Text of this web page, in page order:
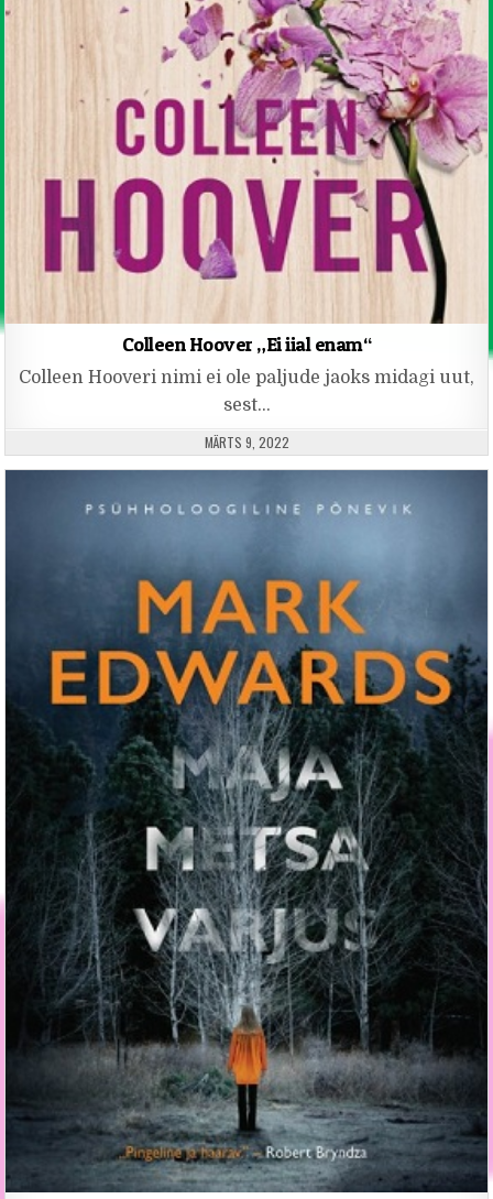
Colleen Hoover „Ei iial enam“
Colleen Hooveri nimi ei ole paljude jaoks midagi uut,
sest…
PUBLISHED DATE:
MÄRTS 9, 2022